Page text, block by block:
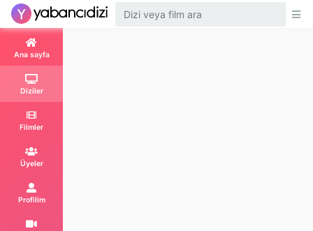
Ana sayfa
Diziler
Filmler
Üyeler
Profilim